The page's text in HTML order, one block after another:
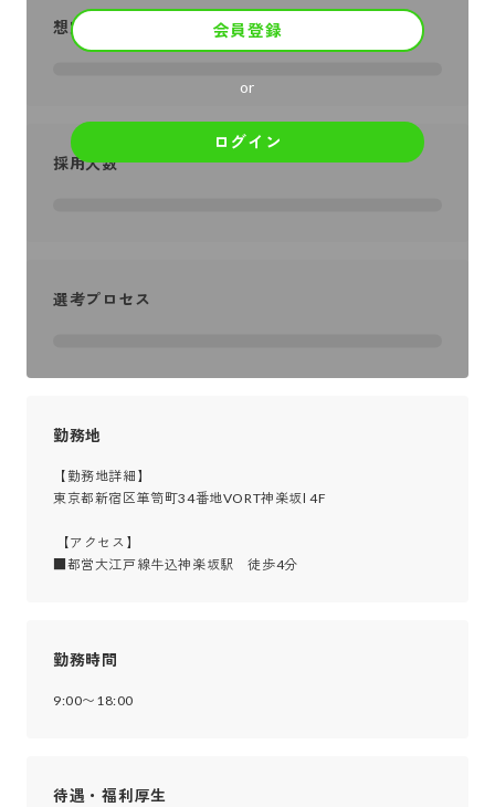
会員登録
or
ログイン
想定年収
採用人数
選考プロセス
勤務地
【勤務地詳細】
東京都新宿区箪笥町34番地VORT神楽坂Ⅰ 4F
■都営大江戸線牛込神楽坂駅　徒歩4分
勤務時間
9:00〜18:00
待遇・福利厚生